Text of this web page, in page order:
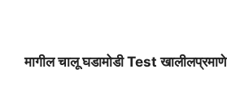
मागील चालू घडामोडी Test खालीलप्रमाणे